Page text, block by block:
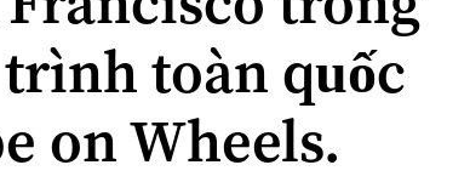
toàn quốc
on Wheels.